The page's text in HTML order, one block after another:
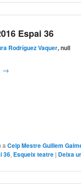
Espai 36
Rodríguez Vaquer, null
→
a Ceip Mestre Guillem
36, Esqueix teatre | Deixa